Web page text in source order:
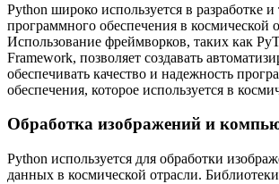
Python широко используется в разработке
программного обеспечения в космической
Использование фреймворков, таких как
Framework, позволяет создавать
обеспечивать качество и надежность
обеспечения, которое используется в
Обработка изображений и
Python используется для обработки
данных в космической отрасли.